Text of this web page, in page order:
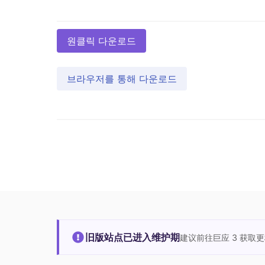
원클릭 다운로드
브라우저를 통해 다운로드
旧版站点已进入维护期建议前往巨应 3 获取更